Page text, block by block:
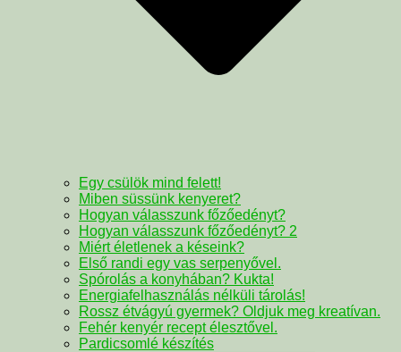
Egy csülök mind felett!
Miben süssünk kenyeret?
Hogyan válasszunk főzőedényt?
Hogyan válasszunk főzőedényt? 2
Miért életlenek a késeink?
Első randi egy vas serpenyővel.
Spórolás a konyhában? Kukta!
Energiafelhasználás nélküli tárolás!
Rossz étvágyú gyermek? Oldjuk meg kreatívan.
Fehér kenyér recept élesztővel.
Pardicsomlé készítés